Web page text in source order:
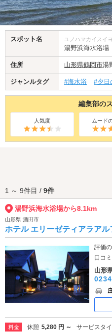
スポット名 ユノハマカイスイ
湯野浜海水浴場
住所 山形県鶴岡市湯
ジャンルタグ #海水浴 #夕日
編集部の
人気度 ムード
1 ～ 9件目 / 9件
湯野浜海水浴場から8.1km
山形県 酒田市
ホテル エリーゼティアラアル
評価
口コ
山形
料金 休憩 5,280 円 ～ サービスタ